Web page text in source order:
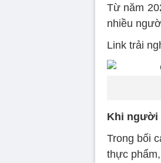
Từ năm
nhiều
Link trải
Khi người
Trong bối
thực